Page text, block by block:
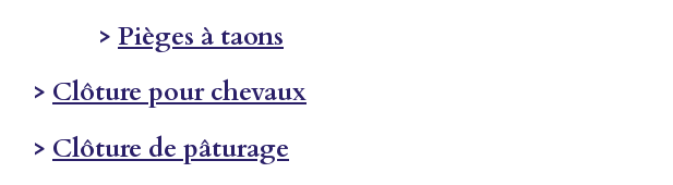
> Pièges à taons
> Clôture pour chevaux
> Clôture de pâturage